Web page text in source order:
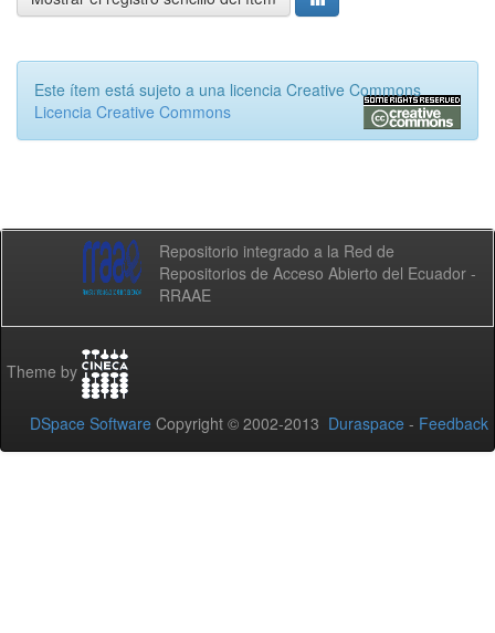
Este ítem está sujeto a una licencia Creative Commons
Licencia Creative Commons
Repositorio integrado a la Red de
Repositorios de Acceso Abierto del Ecuador -
RRAAE
Theme by
DSpace Software Copyright © 2002-2013 Duraspace - Feedback